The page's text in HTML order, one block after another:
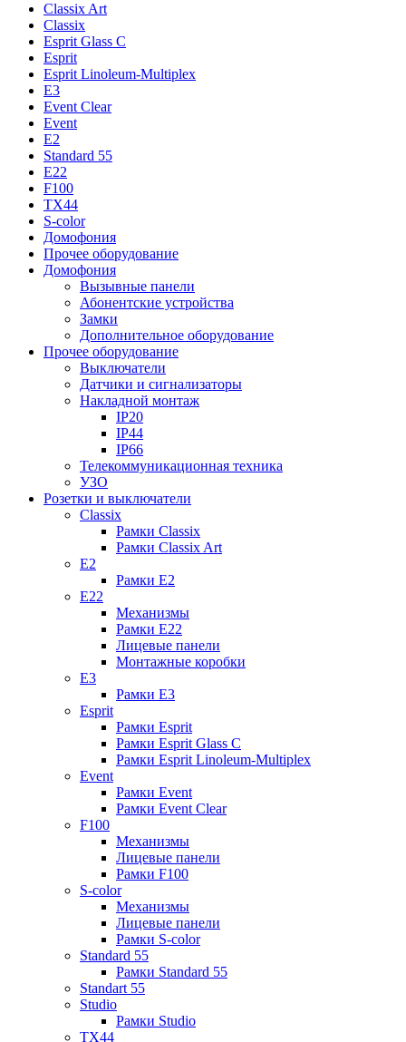
Classix Art
Classix
Esprit Glass C
Esprit
Esprit Linoleum-Multiplex
E3
Event Clear
Event
E2
Standard 55
E22
F100
TX44
S-color
Домофония
Прочее оборудование
Домофония
Вызывные панели
Абонентские устройства
Замки
Дополнительное оборудование
Прочее оборудование
Выключатели
Датчики и сигнализаторы
Накладной монтаж
IP20
IP44
IP66
Телекоммуникационная техника
УЗО
Розетки и выключатели
Classix
Рамки Classix
Рамки Classix Art
E2
Рамки E2
E22
Механизмы
Рамки E22
Лицевые панели
Монтажные коробки
E3
Рамки E3
Esprit
Рамки Esprit
Рамки Esprit Glass C
Рамки Esprit Linoleum-Multiplex
Event
Рамки Event
Рамки Event Clear
F100
Механизмы
Лицевые панели
Рамки F100
S-color
Механизмы
Лицевые панели
Рамки S-color
Standard 55
Рамки Standard 55
Standart 55
Studio
Рамки Studio
TX44